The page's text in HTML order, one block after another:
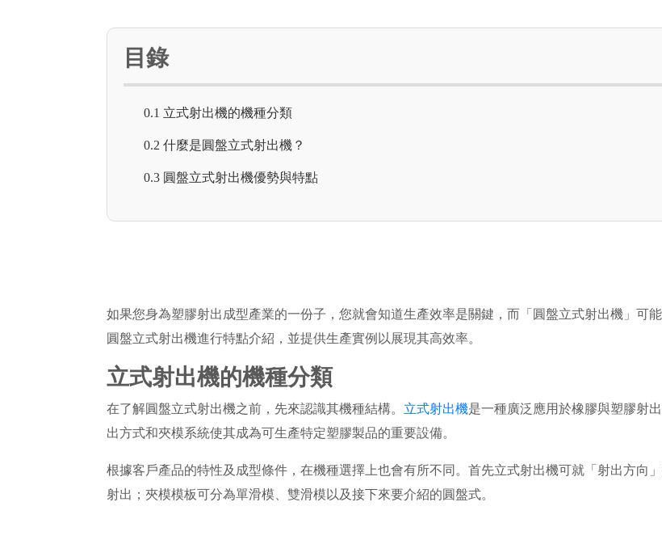
目錄
0.1 立式射出機的機種分類
0.2 什麼是圓盤立式射出機？
0.3 圓盤立式射出機優勢與特點
如果您身為塑膠射出成型產業的一份子，您就會知道生產效率是關鍵，而「圓盤立式射出機」可
圓盤立式射出機進行特點介紹，並提供生產實例以展現其高效率。
立式射出機的機種分類
在了解圓盤立式射出機之前，先來認識其機種結構。 立式射出機是一種廣泛應用於橡膠與塑膠射
出方式和夾模系統使其成為可生產特定塑膠製品的重要設備。
根據客戶產品的特性及成型條件，在機種選擇上也會有所不同。首先立式射出機可就「射出方向
射出；夾模模板可分為單滑模、雙滑模以及接下來要介紹的圓盤式。